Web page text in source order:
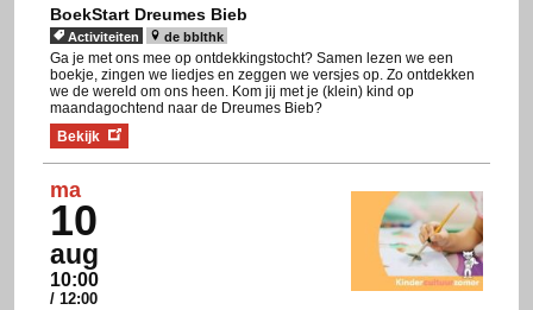
BoekStart Dreumes Bieb
Activiteiten de bblthk
Ga je met ons mee op ontdekkingstocht? Samen lezen we een
boekje, zingen we liedjes en zeggen we versjes op. Zo ontdekken
we de wereld om ons heen. Kom jij met je (klein) kind op
maandagochtend naar de Dreumes Bieb?
Bekijk
ma
10
aug
10:00
/ 12:00